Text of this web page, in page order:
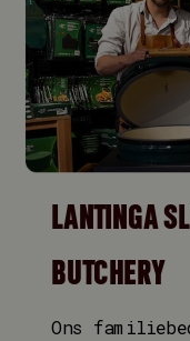
FAQ
Levering en
Betalen
Garantie
Privacy en Cookies
Retourneren
Reviews
LANTINGA
BUTCHERY
Ons